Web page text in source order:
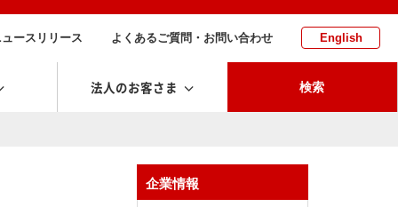
ュースリリース よくあるご質問・お問い合わせ English
法人のお客さま 検索
企業情報